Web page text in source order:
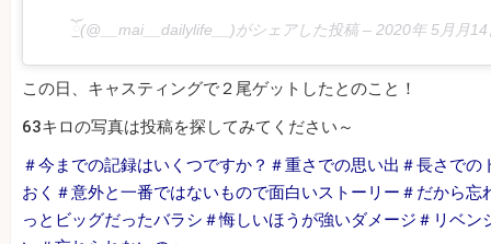
ོ(@__mai__dailylife__)がシェアした投稿 – 2020年 5月月
この日、キャスティングで２尾ゲットしたとのこと！
63キロの写真は投稿を探してみてください～
＃今までの記録はいくつですか？＃重さでの思い出＃長さでの
おく＃意外と一番ではないもので面白いストーリー＃だから忘
っとビッグだったバラシ＃悔しいほうが強いダメージ＃リベン